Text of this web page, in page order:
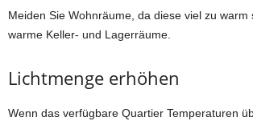
Meiden Sie Wohnräume, da diese viel zu warm
warme Keller- und Lagerräume.
Lichtmenge erhöhen
Wenn das verfügbare Quartier Temperaturen